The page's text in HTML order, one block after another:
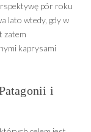
pór roku
lato wtedy, gdy w
zatem
kaprysami
i